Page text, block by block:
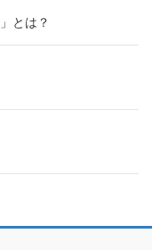
とは？